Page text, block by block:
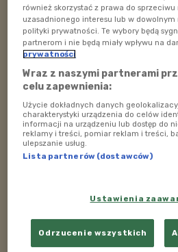
bliskość rodzica potrzebna jest
rozwoju. Dzięki temu ma
otwartego, wrażliwego,
siebie człowieka. Filozofia ta
tej pory stwierdzenia, że
rozpieszcza, a jeśli maluch jest
wypłakać". Nie powinno się
bliskości z wychowaniem
szkrabowi wszystko wolno!
Propagatorzy tej idei twierdzą,
rażliwość i autentyczna
również skorzystać z prawa do
uzasadnionego interesu lub w
polityki prywatności. Te wybory będą
partnerom i nie będą miały wpływu na
prywatności
Wraz z naszymi partnerami
celu zapewnienia:
Użycie dokładnych danych
charakterystyki urządzenia do celów
informacji na urządzeniu lub dostęp do
reklamy i treści, pomiar reklam i treści,
ulepszanie usług.
Lista partnerów (dostawców)
Ustawienia
Odrzucenie wszystkich